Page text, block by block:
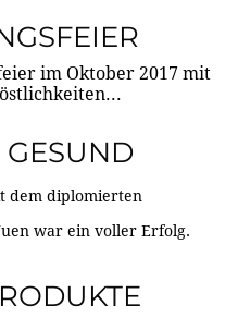
im Oktober 2017 mit
dem diplomierten
war ein voller Erfolg.